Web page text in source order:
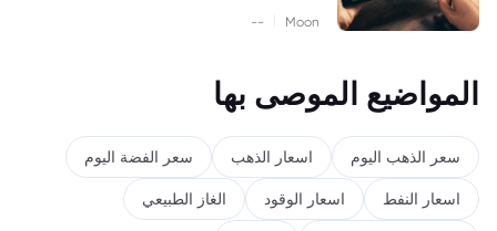
Moon
--
المواضيع الموصى بها
سعر الذهب اليوم اسعار الذهب سعر الفضة اليوم
اسعار النفط اسعار الوقود الغاز الطبيعي